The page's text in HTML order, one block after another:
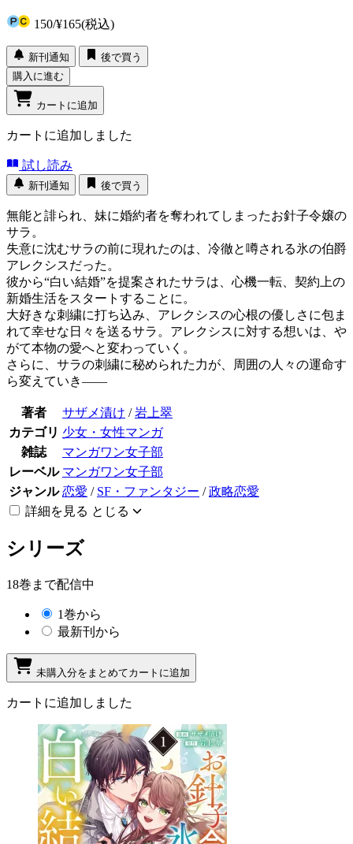
150/¥165(税込)
新刊通知
後で買う
購入に進む
カートに追加
カートに追加しました
試し読み
新刊通知 後で買う
無能と誹られ、妹に婚約者を奪われてしまったお針子令嬢の
サラ。
失意に沈むサラの前に現れたのは、冷徹と噂される氷の伯爵
アレクシスだった。
彼から“白い結婚”を提案されたサラは、心機一転、契約上の
新婚生活をスタートすることに。
大好きな刺繍に打ち込み、アレクシスの心根の優しさに包ま
れて幸せな日々を送るサラ。アレクシスに対する想いは、や
がて本物の愛へと変わっていく。
さらに、サラの刺繍に秘められた力が、周囲の人々の運命す
ら変えていき――
著者 サザメ漬け /岩上翠
カテゴリ 少女・女性マンガ
雑誌
マンガワン女子部
レーベル マンガワン女子部
ジャンル 恋愛 / SF・ファンタジー /政略恋愛
詳細を見る とじる
シリーズ
18巻まで配信中
1巻から
最新刊から
未購入分をまとめてカートに追加
カートに追加しました